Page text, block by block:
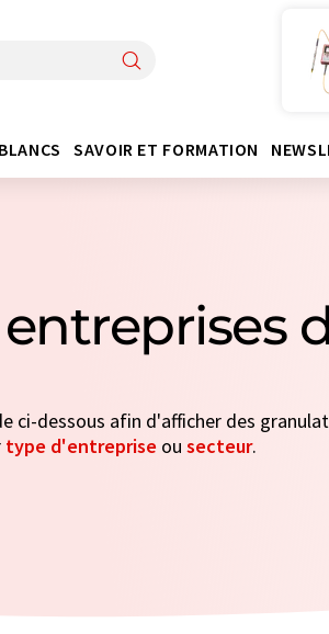
SAVOIR ET FORMATION
ci-dessous afin d'afficher des
type d'entreprise ou secteur.